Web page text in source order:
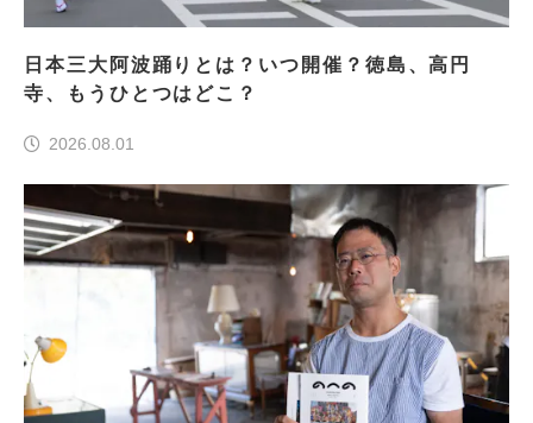
日本三大阿波踊りとは？いつ開催？徳島、高円
寺、もうひとつはどこ？
2026.08.01